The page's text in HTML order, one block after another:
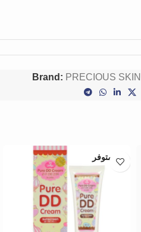
Brand: PRECIOUS SKIN
غير متوفر